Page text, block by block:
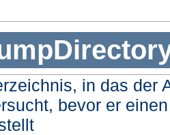
in das der
bevor er